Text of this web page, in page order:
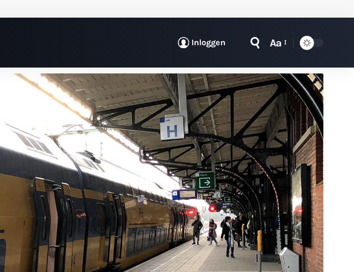
Inloggen Aa